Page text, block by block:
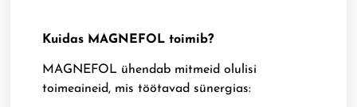
Kuidas MAGNEFOL toimib?
MAGNEFOL ühendab mitmeid olulisi
toimeaineid, mis töötavad sünergias: